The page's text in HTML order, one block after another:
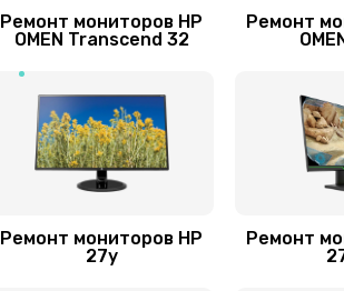
Ремонт мониторов HP
OMEN Transcend 32
Ремонт
Ремонт мониторов HP
27y
Ремонт